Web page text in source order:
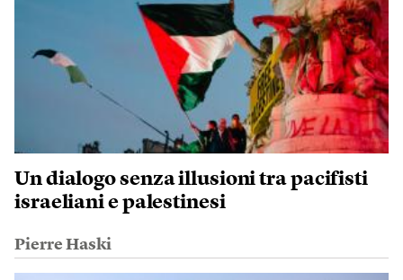
Un dialogo senza illusioni tra pacifisti
israeliani e palestinesi
Pierre Haski